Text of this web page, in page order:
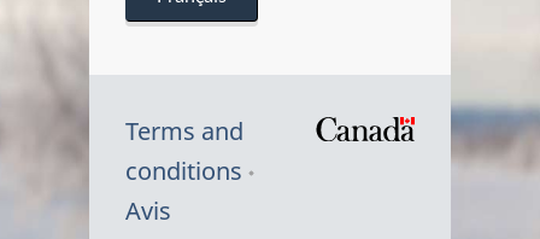
Terms and
conditions
Avis
Symbole